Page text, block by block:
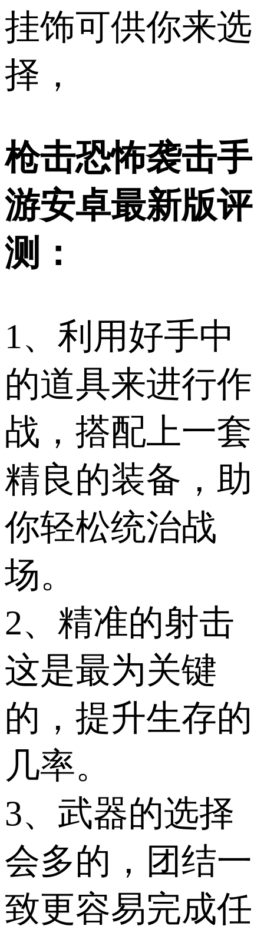
挂饰可供你来选
择，
枪击恐怖袭击手
游安卓最新版评
测：
1、利用好手中
的道具来进行作
战，搭配上一套
精良的装备，助
你轻松统治战
场。
2、精准的射击
这是最为关键
的，提升生存的
几率。
3、武器的选择
会多的，团结一
致更容易完成任